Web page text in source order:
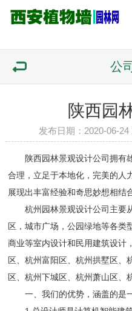
公
陕西园
发布日期：2020-06-
陕西园林景观设计公司拥有
合理，立足于本地化，完美的人
展现出丰富经验和奇思妙想相结
杭州园林景观设计公司主要
区，城市广场，公园绿地等各类
商业等室内设计和民用建筑设计
区、杭州富阳区、杭州拱墅区、
区、杭州下城区、杭州萧山区、
一、我们的优势，涵盖的是